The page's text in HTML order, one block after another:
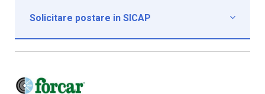
Solicitare postare in SICAP 
Institutie*
Nume contact*